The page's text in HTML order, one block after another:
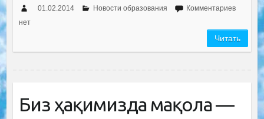
01.02.2014 Новости образования
Комментариев
нет
Читать
Биз ҳақимизда мақола —